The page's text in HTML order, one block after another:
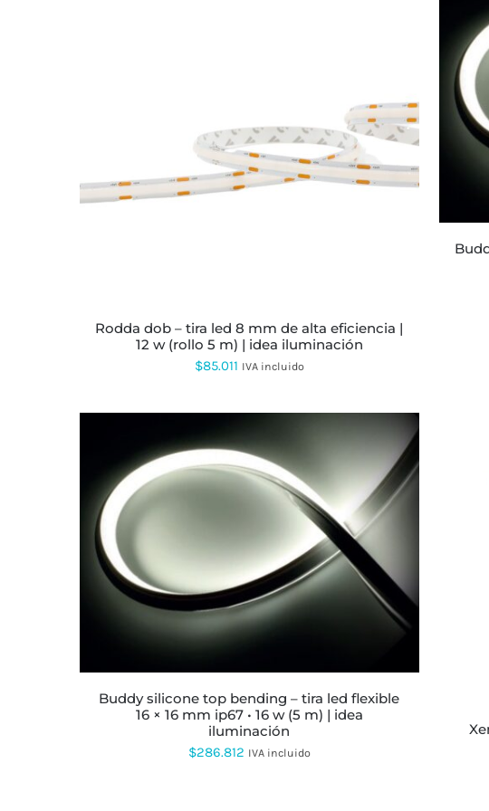
rodda dob – tira led 8 mm de alta eficiencia |
12 w (rollo 5 m) | idea iluminación
$85.011 IVA incluido
buddy silicone adhesive – tira led ip67 12 w (5
ESTE
PRODUCTO
TIENE
MÚLTIPLES
VARIANTES.
LAS
PUEDEN
ELEGIR
EN
LA
PÁGINA
DE
buddy silicone top bending – tira led flexible
16 × 16 mm ip67 • 16 w (5 m) | idea
iluminación
$286.812 IVA incluido
xenia – wallwasher modular y flexible 2,4